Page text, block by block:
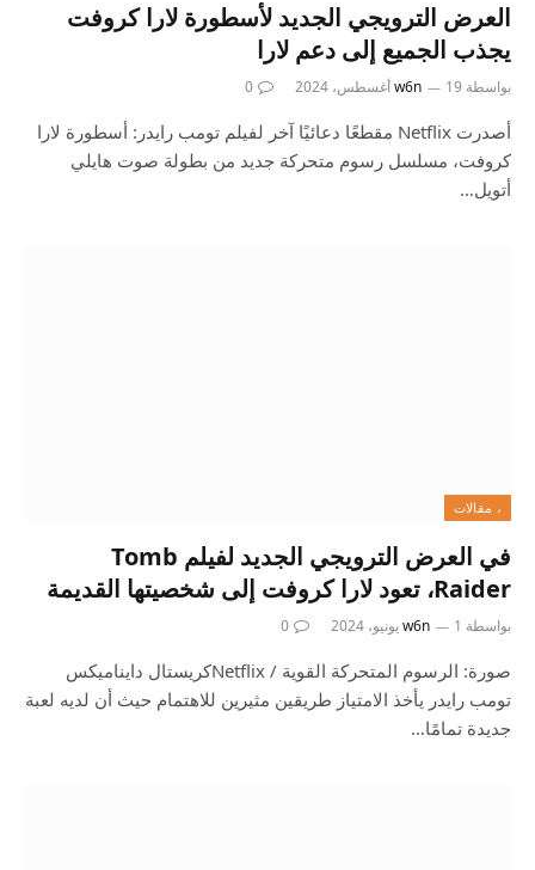
العرض الترويجي الجديد لأسطورة لارا كروفت
يجذب الجميع إلى دعم لارا
بواسطة w6n 19 أغسطس، 2024 0
أصدرت Netflix مقطعًا دعائيًا آخر لفيلم تومب رايدر: أسطورة لارا
كروفت، مسلسل رسوم متحركة جديد من بطولة صوت هايلي
أتويل…
، مقالات
في العرض الترويجي الجديد لفيلم Tomb
Raider، تعود لارا كروفت إلى شخصيتها القديمة
بواسطة w6n 1 يونيو، 2024 0
صورة: الرسوم المتحركة القوية / Netflixكريستال دايناميكس
تومب رايدر يأخذ الامتياز طريقين مثيرين للاهتمام حيث أن لديه لعبة
جديدة تمامًا…